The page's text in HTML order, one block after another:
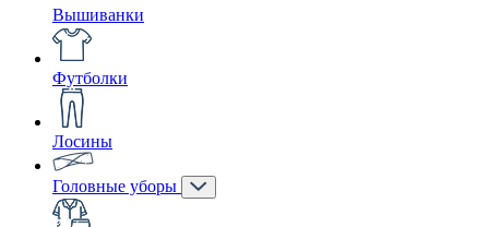
Вышиванки
Футболки
Лосины
Головные уборы